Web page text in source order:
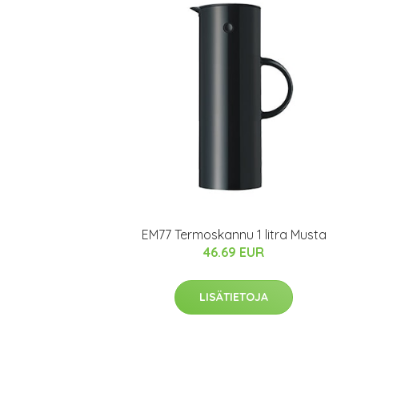
EM77 Termoskannu 1 litra Musta
46.69 EUR
LISÄTIETOJA